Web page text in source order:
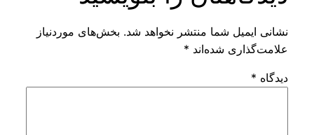
ایمیل شما منتشر نخواهد شد. بخش‌های موردنیاز
شده‌اند*
*